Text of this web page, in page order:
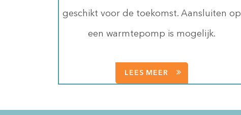
geschikt voor de toekomst. Aansluiten op
een warmtepomp is mogelijk.
LEES MEER